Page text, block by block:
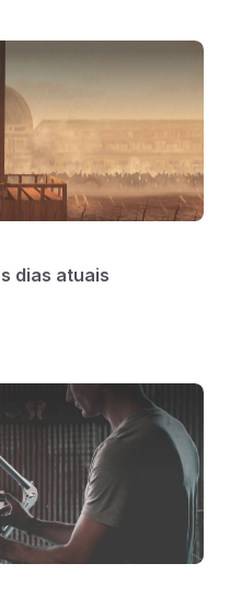
dias atuais